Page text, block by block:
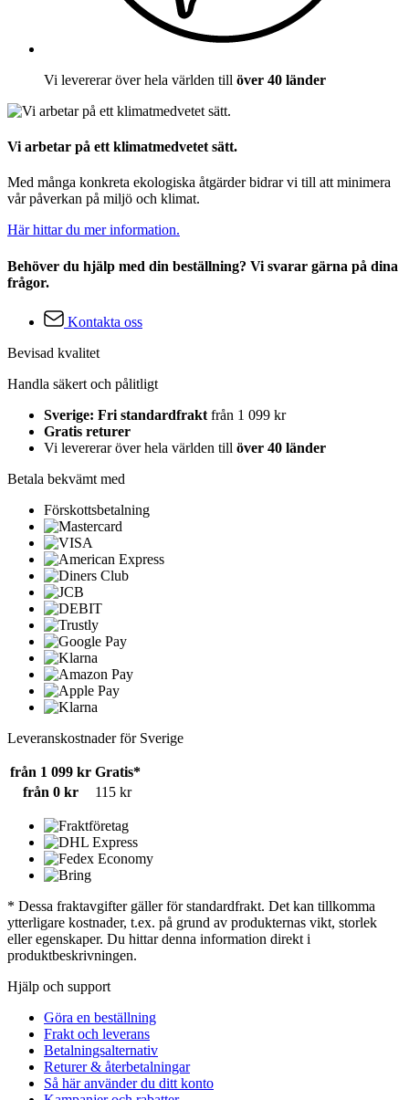
Vi levererar över hela världen till över 40 länder
Vi arbetar på ett klimatmedvetet sätt.
Med många konkreta ekologiska åtgärder bidrar vi till att minimera
vår påverkan på miljö och klimat.
Här hittar du mer information.
Behöver du hjälp med din beställning? Vi svarar gärna på dina
frågor.
Kontakta oss
Bevisad kvalitet
Handla säkert och pålitligt
Sverige: Fri standardfrakt från 1 099 kr
Gratis returer
Vi levererar över hela världen till över 40 länder
Betala bekvämt med
Förskottsbetalning
Leveranskostnader för Sverige
från 1 099 kr Gratis*
från 0 kr
115 kr
* Dessa fraktavgifter gäller för standardfrakt. Det kan tillkomma
ytterligare kostnader, t.ex. på grund av produkternas vikt, storlek
eller egenskaper. Du hittar denna information direkt i
produktbeskrivningen.
Hjälp och support
Göra en beställning
Frakt och leverans
Betalningsalternativ
Returer & återbetalningar
Så här använder du ditt konto